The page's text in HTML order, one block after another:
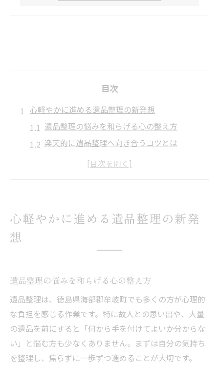
目次
心軽やかに進める遺品整理の新発想
遺品整理の悩みを和らげる心の整え方
楽天的に遺品整理へ向き合うコツとは
遺品整理を始める前の心構えを解説
工夫
楽天的な発想で遺品整理を楽しく進める方
遺品整理で感謝が広がる地域のつながり
牟岐町で遺品整理を快適に進めるポイント
楽天的な考え方が導く遺品整理の安心感
楽天的な視点で遺品整理の不安を解消
心軽やかに進める遺品整理の新発
想
遺品整理の悩みを和らげる心の整え方
遺品整理は、徳島県海部郡牟岐町でも多くの方が心理的
な負担を感じる作業です。特に故人との思い出や、大量
の遺品を前にすると「何から手を付けてよいか分からな
い」と悩む方も少なくありません。まずは自分の気持ち
を整理し、焦らずに一歩ずつ進めることが大切です。